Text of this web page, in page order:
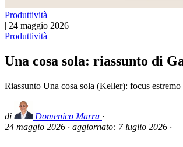
Produttività
| 24 maggio 2026
Produttività
Una cosa sola: riassunto di
Riassunto Una cosa sola (Keller): focus
di Domenico Marra ·
24 maggio 2026 · aggiornato: 7 luglio 2026 ·